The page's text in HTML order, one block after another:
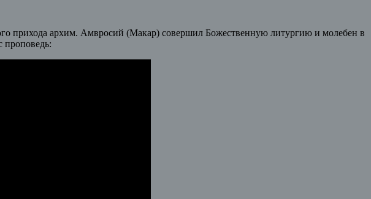
прихода архим. Амвросий (Макар) совершил Божественную литургию и молебен в
проповедь: